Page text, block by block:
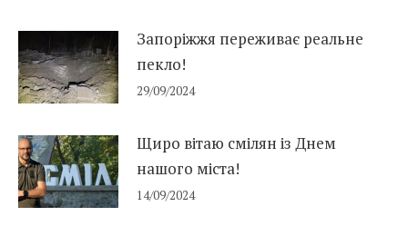
Запоріжжя переживає реальне
пекло!
29/09/2024
Щиро вітаю смілян із Днем
нашого міста!
14/09/2024